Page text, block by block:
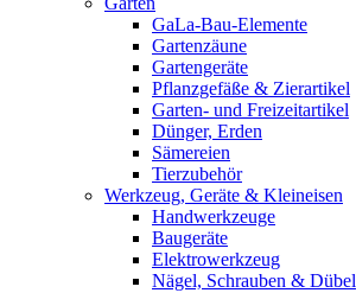
GaLa-Bau-Elemente
Gartenzäune
Gartengeräte
Pflanzgefäße & Zierartikel
Garten- und Freizeitartikel
Dünger, Erden
Sämereien
Tierzubehör
Werkzeug, Geräte & Kleineisen
Handwerkzeuge
Baugeräte
Elektrowerkzeug
Nägel, Schrauben & Dübel